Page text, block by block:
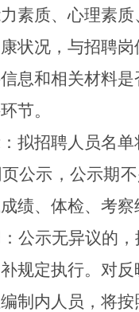
素质、心理素
状况，与招聘
息和相关材料
节。
拟招聘人员名单
页公示，公示期
绩、体检、考察
公示无异议的
规定执行。对反
制内人员，将